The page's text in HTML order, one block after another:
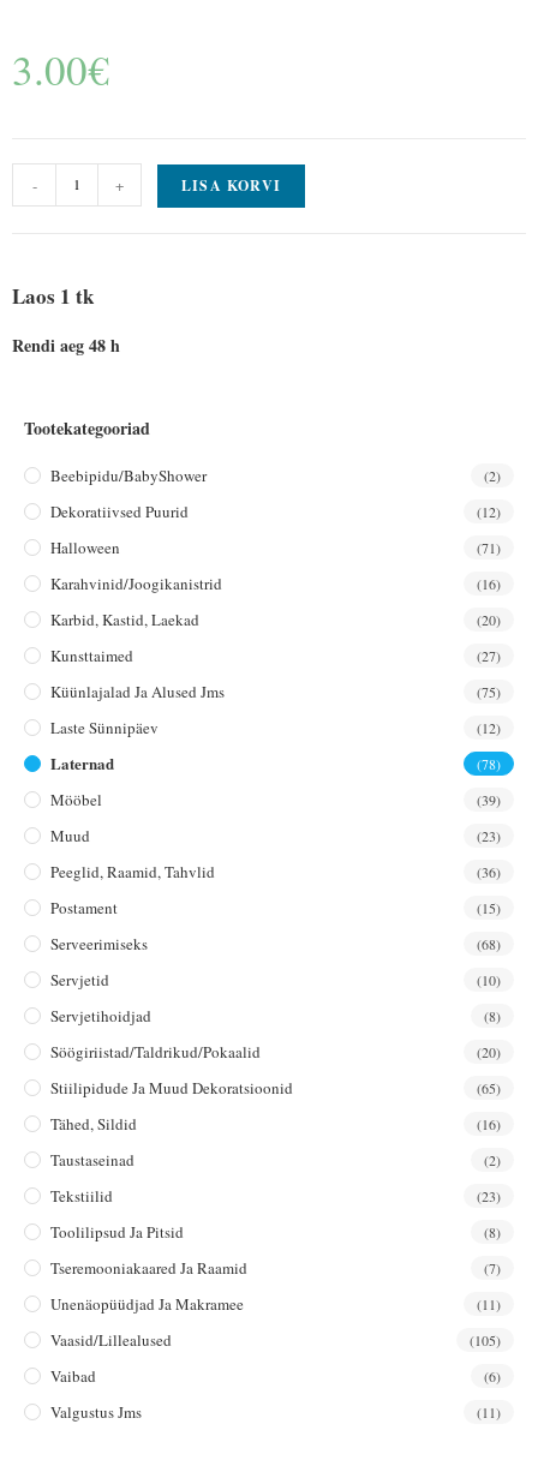
3.00€
- + LISA KORVI
Laos 1 tk
Rendi aeg 48 h
Tootekategooriad
Beebipidu/BabyShower (2)
Dekoratiivsed Puurid (12)
Halloween (71)
Karahvinid/joogikanistrid (16)
Karbid, Kastid, Laekad (20)
Kunsttaimed (27)
Küünlajalad Ja Alused Jms (75)
Laste Sünnipäev (12)
Laternad (78)
Mööbel (39)
Muud (23)
Peeglid, Raamid, Tahvlid (36)
Postament (15)
Serveerimiseks (68)
Servjetid (10)
Servjetihoidjad (8)
Söögiriistad/taldrikud/pokaalid (20)
Stiilipidude Ja Muud Dekoratsioonid (65)
Tähed, Sildid (16)
Taustaseinad (2)
Tekstiilid (23)
Toolilipsud Ja Pitsid (8)
Tseremooniakaared Ja Raamid (7)
Unenäopüüdjad Ja Makramee (11)
Vaasid/lillealused (105)
Vaibad (6)
Valgustus Jms (11)